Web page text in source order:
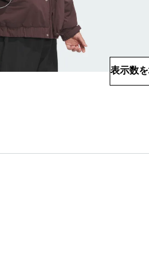
表示数